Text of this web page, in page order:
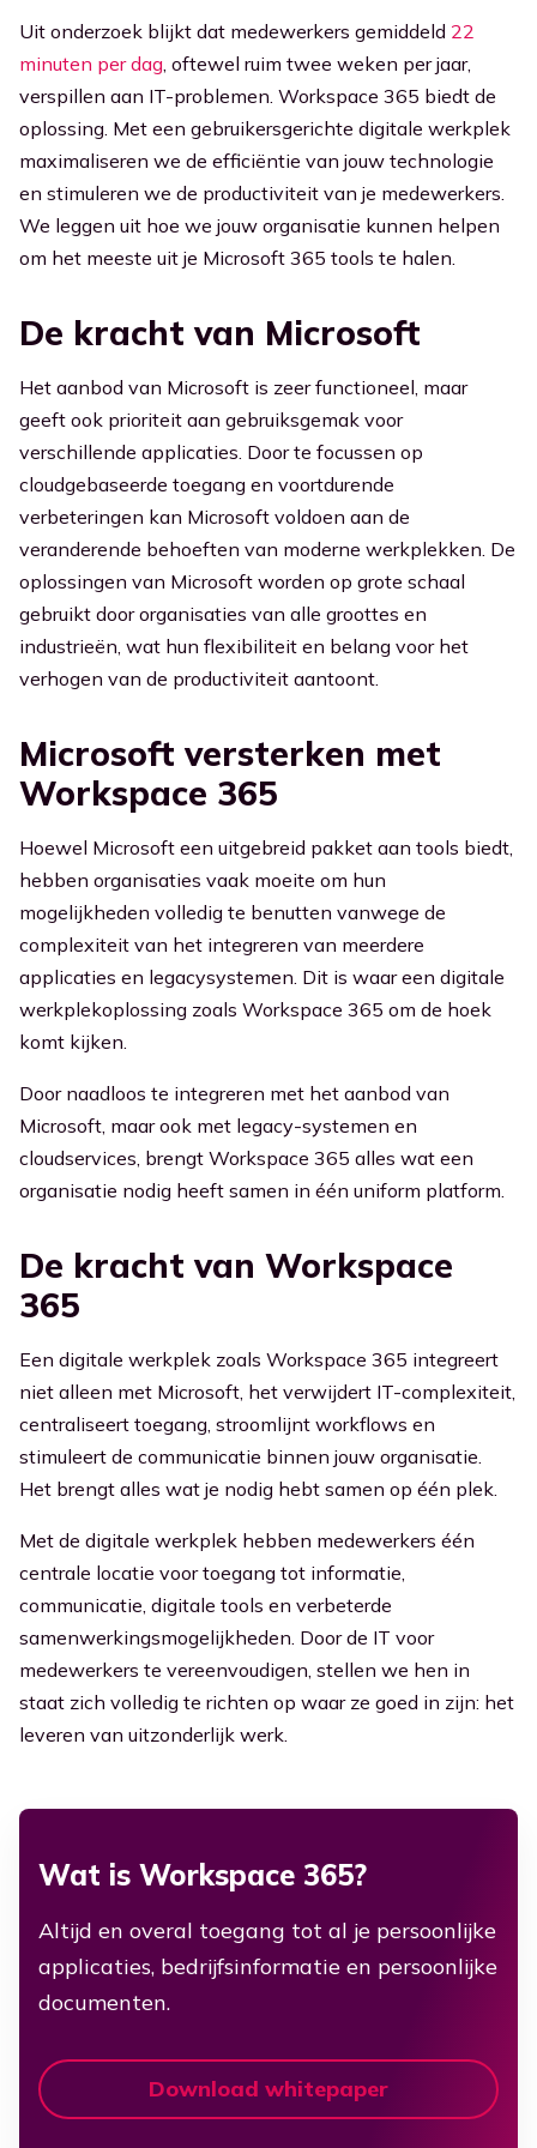
Ga naar Kennisbank
Uit onderzoek blijkt dat medewerkers gemiddeld 22
minuten per dag, oftewel ruim twee weken per jaar,
verspillen aan IT-problemen. Workspace 365 biedt de
oplossing. Met een gebruikersgerichte digitale werkplek
maximaliseren we de efficiëntie van jouw technologie
en stimuleren we de productiviteit van je medewerkers.
We leggen uit hoe we jouw organisatie kunnen helpen
om het meeste uit je Microsoft 365 tools te halen.
De kracht van Microsoft
Het aanbod van Microsoft is zeer functioneel, maar
geeft ook prioriteit aan gebruiksgemak voor
verschillende applicaties. Door te focussen op
cloudgebaseerde toegang en voortdurende
verbeteringen kan Microsoft voldoen aan de
veranderende behoeften van moderne werkplekken. De
oplossingen van Microsoft worden op grote schaal
gebruikt door organisaties van alle groottes en
industrieën, wat hun flexibiliteit en belang voor het
verhogen van de productiviteit aantoont.
Microsoft versterken met
Workspace 365
Hoewel Microsoft een uitgebreid pakket aan tools biedt,
hebben organisaties vaak moeite om hun
mogelijkheden volledig te benutten vanwege de
complexiteit van het integreren van meerdere
applicaties en legacysystemen. Dit is waar een digitale
werkplekoplossing zoals Workspace 365 om de hoek
komt kijken.
Door naadloos te integreren met het aanbod van
Microsoft, maar ook met legacy-systemen en
cloudservices, brengt Workspace 365 alles wat een
organisatie nodig heeft samen in één uniform platform.
De kracht van Workspace
365
Een digitale werkplek zoals Workspace 365 integreert
niet alleen met Microsoft, het verwijdert IT-complexiteit,
centraliseert toegang, stroomlijnt workflows en
stimuleert de communicatie binnen jouw organisatie.
Het brengt alles wat je nodig hebt samen op één plek.
Met de digitale werkplek hebben medewerkers één
centrale locatie voor toegang tot informatie,
communicatie, digitale tools en verbeterde
samenwerkingsmogelijkheden. Door de IT voor
medewerkers te vereenvoudigen, stellen we hen in
staat zich volledig te richten op waar ze goed in zijn: het
leveren van uitzonderlijk werk.
Wat is Workspace 365?
Altijd en overal toegang tot al je persoonlijke
applicaties, bedrijfsinformatie en persoonlijke
documenten.
Download whitepaper